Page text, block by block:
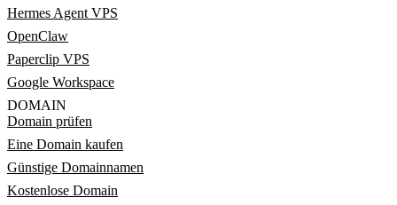
Hermes Agent VPS
OpenClaw
Paperclip VPS
Google Workspace
DOMAIN
Domain prüfen
Eine Domain kaufen
Günstige Domainnamen
Kostenlose Domain